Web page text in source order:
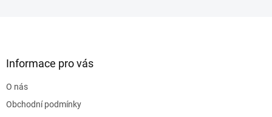
Informace pro vás
O nás
Obchodní podmínky